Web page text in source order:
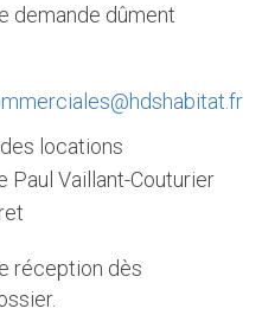
demande dûment
locations
Paul Vaillant-Couturier
réception dès